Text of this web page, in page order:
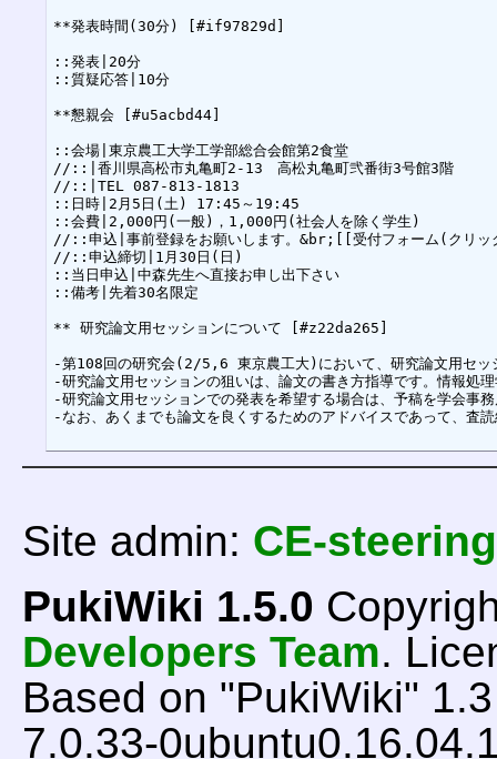
**発表時間(30分) [#if97829d]
::発表|20分
::質疑応答|10分
**懇親会 [#u5acbd44]
::会場|東京農工大学工学部総合会館第2食堂
//::|香川県高松市丸亀町2-13　高松丸亀町弐番街3号館3階
//::|TEL 087-813-1813
::日時|2月5日(土) 17:45～19:45
::会費|2,000円(一般)，1,000円(社会人を除く学生)
//::申込|事前登録をお願いします。&br;[[受付フォーム(クリ
//::申込締切|1月30日(日)
::当日申込|中森先生へ直接お申し出下さい
::備考|先着30名限定
** 研究論文用セッションについて [#z22da265]
-第108回の研究会(2/5,6 東京農工大)において、研究論文用セ
-研究論文用セッションの狙いは、論文の書き方指導です。情報処
-研究論文用セッションでの発表を希望する場合は、予稿を学会事
Site admin: CE-steering
PukiWiki 1.5.0
Developers Team.
Based on "PukiWiki"
7.0.33-